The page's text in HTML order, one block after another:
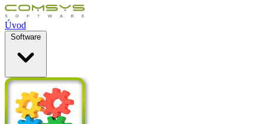
Úvod
Software